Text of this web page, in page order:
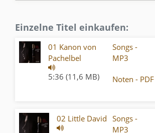
Einzelne Titel einkaufen:
01 Kanon von
Pachelbel
5:36 (11,6 MB)
Songs -
MP3
Noten - PDF
02 Little David Songs -
MP3